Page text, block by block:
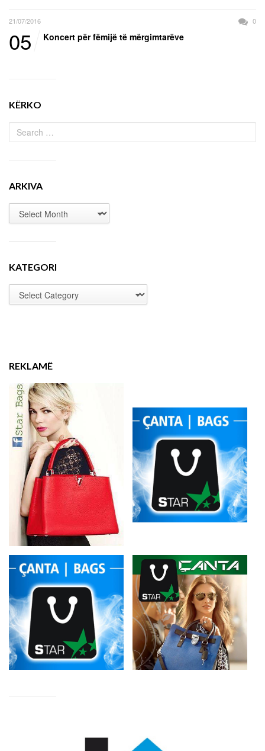
21/07/2016 0
05 Koncert për fëmijë të mërgimtarëve
KËRKO
ARKIVA
KATEGORI
REKLAMË